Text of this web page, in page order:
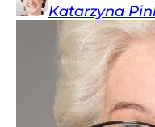
Katarzyna